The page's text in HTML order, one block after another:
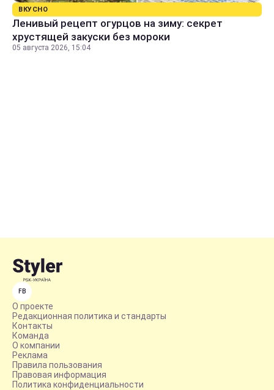
ВКУСНО
Ленивый рецепт огурцов на зиму: секрет
хрустящей закуски без мороки
05 августа 2026, 15:04
FB
О проекте
Редакционная политика и стандарты
Контакты
Команда
О компании
Реклама
Правила пользования
Правовая информация
Политика конфиденциальности